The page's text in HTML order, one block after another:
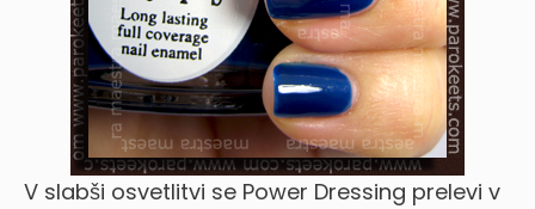
V slabši osvetlitvi se Power Dressing prelevi v